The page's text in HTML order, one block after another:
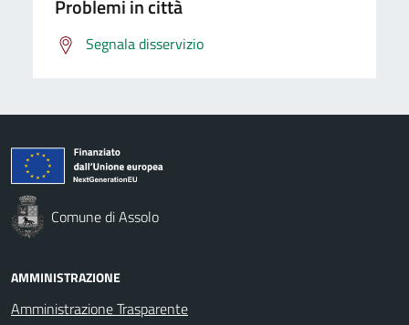
Problemi in città
Segnala disservizio
Comune di Assolo
AMMINISTRAZIONE
Amministrazione Trasparente